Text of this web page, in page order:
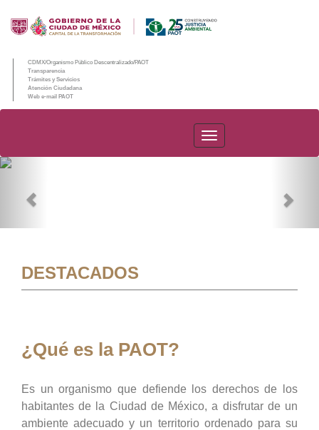
CDMX/Organismo Público Descentralizado/PAOT
Transparencia
Trámites y Servicios
Atención Ciudadana
Web e-mail PAOT
PAOT
DESTACADOS
¿Qué es la PAOT?
Es un organismo que defiende los derechos de los
habitantes de la Ciudad de México, a disfrutar de un
ambiente adecuado y un territorio ordenado para su